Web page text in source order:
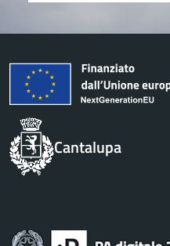
Cantalupa